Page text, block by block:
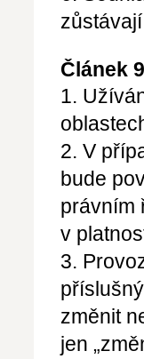
Článek
1.
2. V
bude
právním
v
3.
změnit
jen